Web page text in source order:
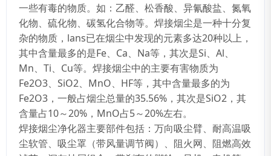
一些有毒的物质。如：乙醛、松香酸、异氰酸盐、氮氧
化物、硫化物、碳氢化合物等。焊接烟尘是一种十分复
杂的物质，lans已在烟尘中发现的元素多达20种以上，
其中含量最多的是Fe、Ca、Na等，其次是Si、Al、
Mn、Ti、Cu等。焊接烟尘中的主要有害物质为
Fe2O3、SiO2、MnO、HF等，其中含量最多的为
Fe2O3，一般占烟尘总量的35.56%，其次是SiO2，其
含量占10～20%，MnO占5～20%左右。
焊接烟尘净化器主要部件包括：万向吸尘臂、耐高温吸
尘软管、吸尘罩（带风量调节阀）、阻火网、阻燃高效